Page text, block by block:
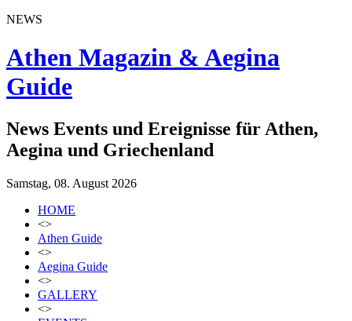
NEWS
Athen Magazin & Aegina
Guide
News Events und Ereignisse für Athen,
Aegina und Griechenland
Samstag, 08. August 2026
HOME
<>
Athen Guide
<>
Aegina Guide
<>
GALLERY
<>